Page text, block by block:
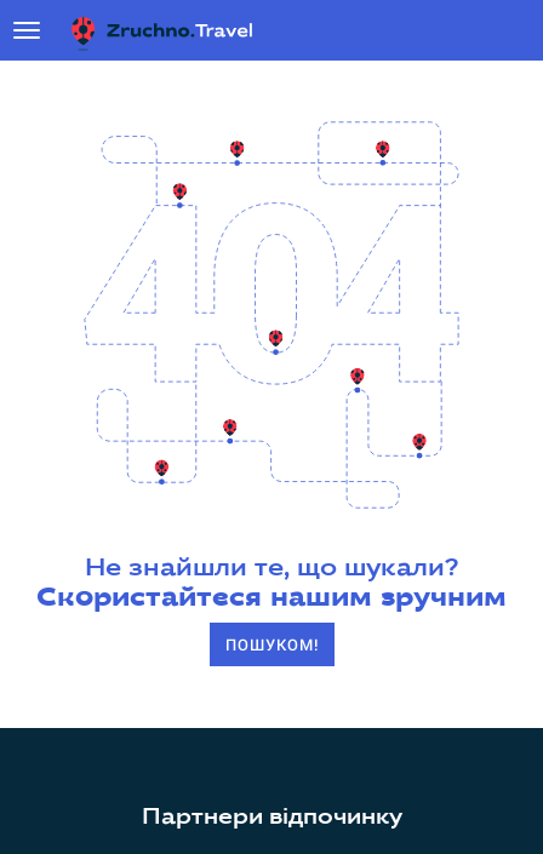
Не знайшли те, що шукали?
Скористайтеся нашим зручним
ПОШУКОМ!
Партнери відпочинку